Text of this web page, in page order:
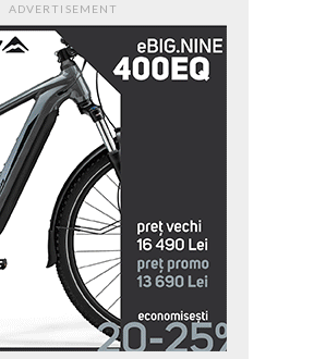
ADVERTISEMENT